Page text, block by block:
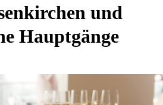
und
Hauptgänge